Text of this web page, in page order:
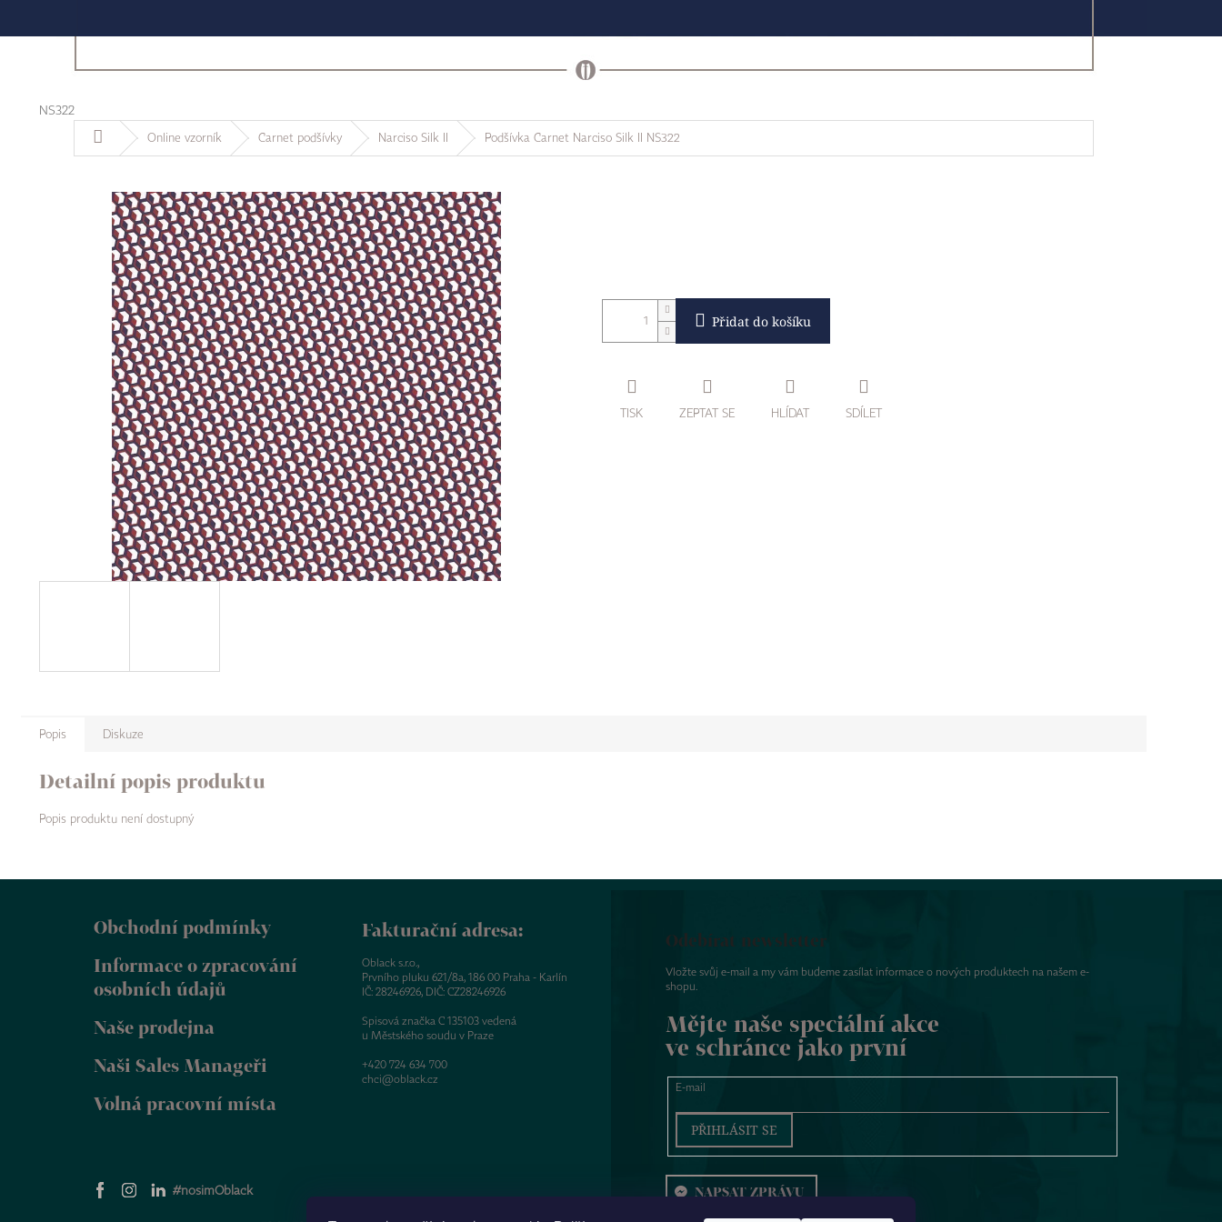
NS322
Domů Online vzorník Carnet podšívky Narciso Silk II Podšívka Carnet Narciso Silk II NS322
Přidat do košíku
TISK ZEPTAT SE HLÍDAT SDÍLET
Popis Diskuze
Detailní popis produktu
Popis produktu není dostupný
Obchodní podmínky
Informace o zpracování
osobních údajů
Naše prodejna
Naši Sales Manageři
Volná pracovní místa
#nosimOblack
Fakturační adresa:
Oblack s.r.o.,
Prvního pluku 621/8a, 186 00 Praha - Karlín
IČ: 28246926, DIČ: CZ28246926
Spisová značka C 135103 vedená
u Městského soudu v Praze
+420 724 634 700
chci@oblack.cz
Odebírat newsletter
Vložte svůj e-mail a my vám budeme zasílat informace o nových produktech na našem e-
shopu.
Mějte naše speciální akce
ve schránce jako první
E-mail
PŘIHLÁSIT SE
NAPSAT ZPRÁVU